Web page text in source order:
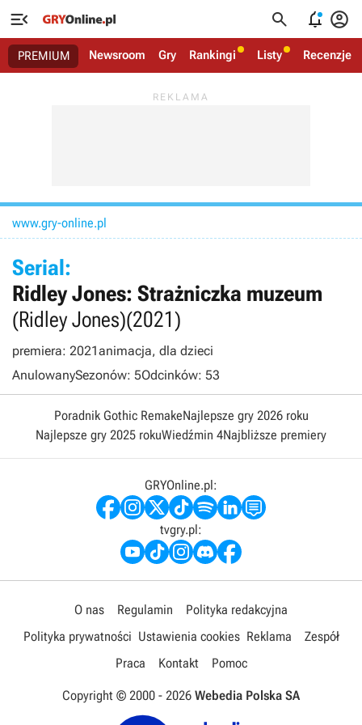
   
PREMIUM Newsroom Gry Rankingi Listy Recenzje
www.gry-online.pl
Serial:
Ridley Jones: Strażniczka muzeum
(Ridley Jones)(2021)
premiera: 2021animacja, dla dzieci
AnulowanySezonów: 5Odcinków: 53
Poradnik Gothic RemakeNajlepsze gry 2026 roku
Najlepsze gry 2025 rokuWiedźmin 4Najbliższe premiery
GRYOnline.pl:
tvgry.pl:
O nas Regulamin
Polityka redakcyjna
Polityka prywatności Ustawienia cookies Reklama
Zespół
Praca
Kontakt Pomoc
Copyright © 2000 - 2026 Webedia Polska SA